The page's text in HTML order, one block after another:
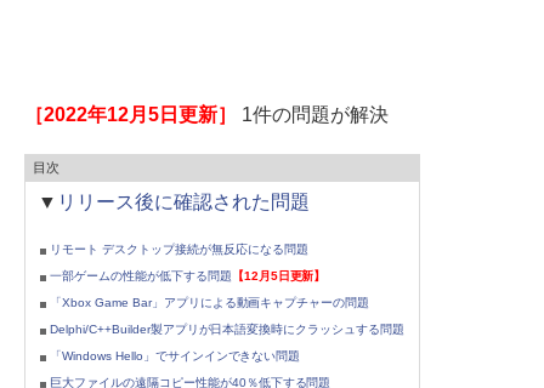
［2022年12月5日更新］ 1件の問題が解決
目次
▼ リリース後に確認された問題
リモート デスクトップ接続が無反応になる問題
一部ゲームの性能が低下する問題 【12月5日更新】
「Xbox Game Bar」アプリによる動画キャプチャーの問題
Delphi/C++Builder製アプリが日本語変換時にクラッシュする問題
「Windows Hello」でサインインできない問題
巨大ファイルの遠隔コピー性能が40％低下する問題